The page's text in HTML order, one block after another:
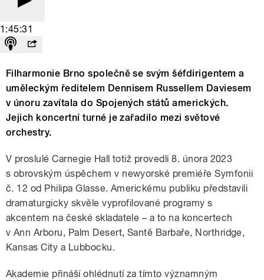
1:45:31
Filharmonie Brno společně se svým šéfdirigentem a
uměleckým ředitelem Dennisem Russellem Daviesem
v únoru zavítala do Spojených států amerických.
Jejich koncertní turné je zařadilo mezi světové
orchestry.
V proslulé Carnegie Hall totiž provedli 8. února 2023
s obrovským úspěchem v newyorské premiéře Symfonii
č. 12 od Philipa Glasse. Americkému publiku představili
dramaturgicky skvěle vyprofilované programy s
akcentem na české skladatele – a to na koncertech
v Ann Arboru, Palm Desert, Santě Barbaře, Northridge,
Kansas City a Lubbocku.
Akademie přináší ohlédnutí za tímto významným